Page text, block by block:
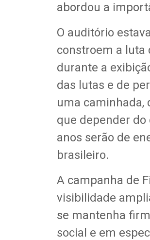
abordou a
O auditório
constroem a luta
durante a
das lutas e de
uma caminhada,
que depender
anos serão de
brasileiro.
A campanha de
visibilidade
se mantenha
social e em